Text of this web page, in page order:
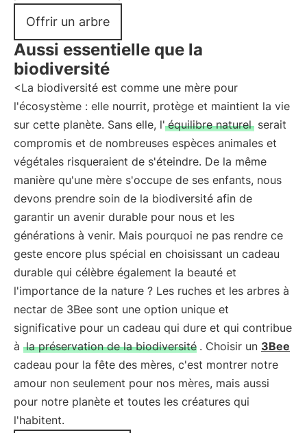
Offrir un arbre
Aussi essentielle que la
biodiversité
<La biodiversité est comme une mère pour
l'écosystème : elle nourrit, protège et maintient la vie
sur cette planète. Sans elle, l' équilibre naturel serait
compromis et de nombreuses espèces animales et
végétales risqueraient de s'éteindre. De la même
manière qu'une mère s'occupe de ses enfants, nous
devons prendre soin de la biodiversité afin de
garantir un avenir durable pour nous et les
générations à venir. Mais pourquoi ne pas rendre ce
geste encore plus spécial en choisissant un cadeau
durable qui célèbre également la beauté et
l'importance de la nature ? Les ruches et les arbres à
nectar de 3Bee sont une option unique et
significative pour un cadeau qui dure et qui contribue
à la préservation de la biodiversité . Choisir un 3Bee
cadeau pour la fête des mères, c'est montrer notre
amour non seulement pour nos mères, mais aussi
pour notre planète et toutes les créatures qui
l'habitent.